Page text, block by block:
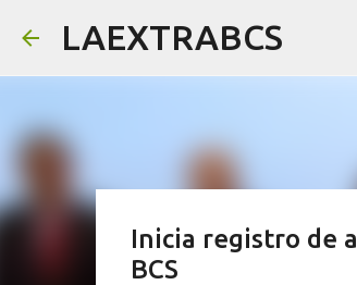
LAEXTRABCS
Inicia registro de
BCS